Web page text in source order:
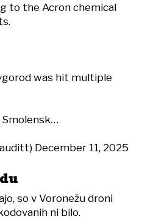
to the Acron chemical
was hit multiple
Smolensk…
December 11, 2025
so v Voronežu droni
ni bilo.